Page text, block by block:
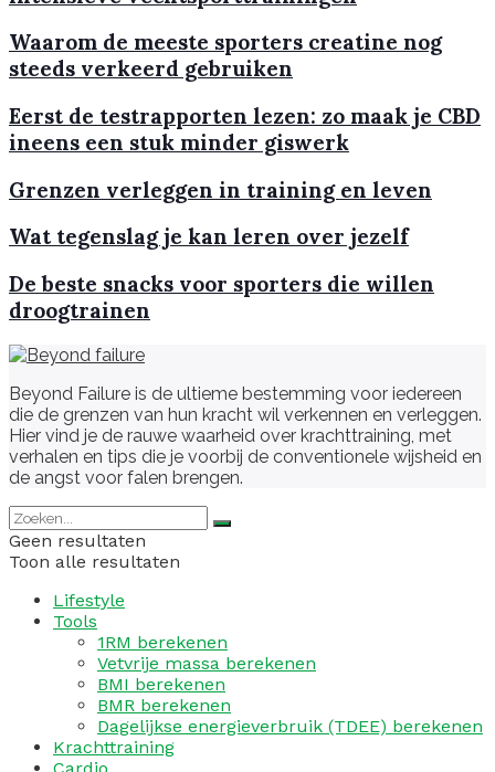
Waarom de meeste sporters creatine nog
steeds verkeerd gebruiken
Eerst de testrapporten lezen: zo maak je CBD
ineens een stuk minder giswerk
Grenzen verleggen in training en leven
Wat tegenslag je kan leren over jezelf
De beste snacks voor sporters die willen
droogtrainen
Beyond Failure is de ultieme bestemming voor iedereen
die de grenzen van hun kracht wil verkennen en verleggen.
Hier vind je de rauwe waarheid over krachttraining, met
verhalen en tips die je voorbij de conventionele wijsheid en
de angst voor falen brengen.
Geen resultaten
Toon alle resultaten
Lifestyle
Tools
1RM berekenen
Vetvrije massa berekenen
BMI berekenen
BMR berekenen
Dagelijkse energieverbruik (TDEE) berekenen
Krachttraining